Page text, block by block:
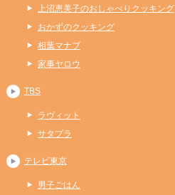
上沼恵美子のおしゃべりクッキング
おかずのクッキング
相葉マナブ
家事ヤロウ
TBS
ラヴィット
サタプラ
テレビ東京
男子ごはん